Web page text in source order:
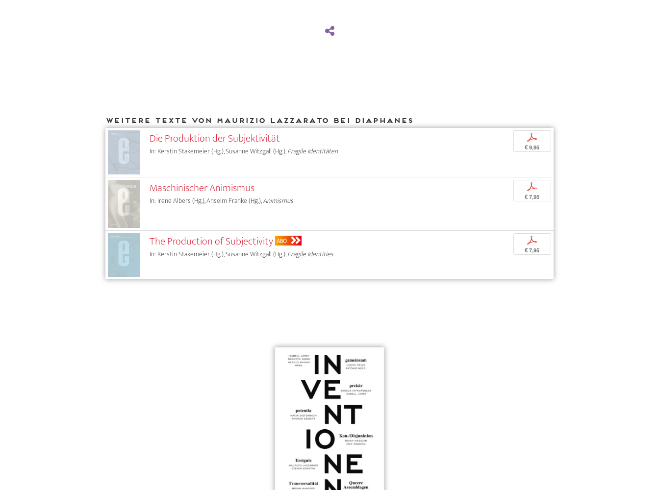
Weitere Texte von Maurizio Lazzarato bei DIAPHANES
Die Produktion der Subjektivität
In: Kerstin Stakemeier (Hg.), Susanne Witzgall (Hg.),Fragile Identitäten
p
€ 9,95
Maschinischer Animismus
In: Irene Albers (Hg.), Anselm Franke (Hg.),Animismus
p
€ 7,95
The Production of Subjectivity ABO
In: Kerstin Stakemeier (Hg.), Susanne Witzgall (Hg.),Fragile Identities
p
€ 7,95